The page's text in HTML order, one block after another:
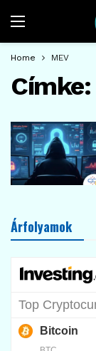
Home MEV
Címke:
Árfolyamok